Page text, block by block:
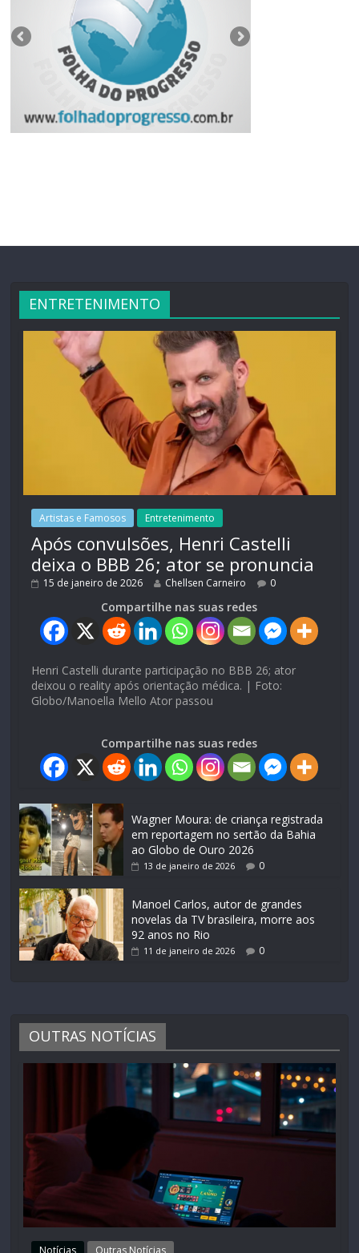
ENTRETENIMENTO
Artistas e Famosos Entretenimento
Após convulsões, Henri Castelli
deixa o BBB 26; ator se pronuncia
15 de janeiro de 2026 Chellsen Carneiro 0
Compartilhe nas suas redes
Henri Castelli durante participação no BBB 26; ator
deixou o reality após orientação médica. | Foto:
Globo/Manoella Mello Ator passou
Compartilhe nas suas redes
Wagner Moura: de criança registrada
em reportagem no sertão da Bahia
ao Globo de Ouro 2026
13 de janeiro de 2026 0
Manoel Carlos, autor de grandes
novelas da TV brasileira, morre aos
92 anos no Rio
11 de janeiro de 2026 0
OUTRAS NOTÍCIAS